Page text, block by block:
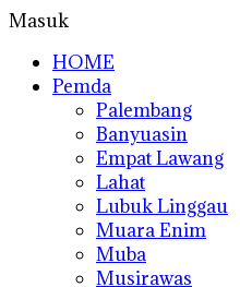
Masuk
HOME
Pemda
Palembang
Banyuasin
Empat Lawang
Lahat
Lubuk Linggau
Muara Enim
Muba
Musirawas